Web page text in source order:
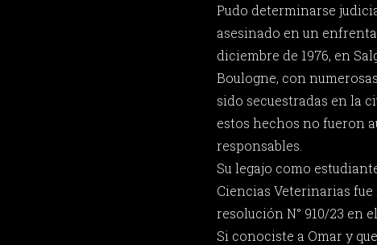
Pudo determinarse
asesinado en un
diciembre de 1976, en
Boulogne, con
sido secuestradas en la
estos hechos no fueron
responsables.
Su legajo como
Ciencias Veterinarias
resolución N° 910/23 en
Si conociste a Omar y